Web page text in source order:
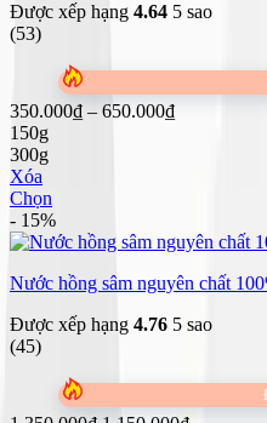
biến
thể.
chọn
có
thể
được
chọn
trên
trang
sản
phẩm
Được xếp hạng 4.64 5 sao
(53)
350.000₫ – 650.000₫Khoảng
150g
300g
Xóa
Chọn
Sản
phẩm
có
biến
thể.
chọn
- 15%
Nước hồng sâm nguyên chất
Được xếp hạng 4.76 5 sao
(45)